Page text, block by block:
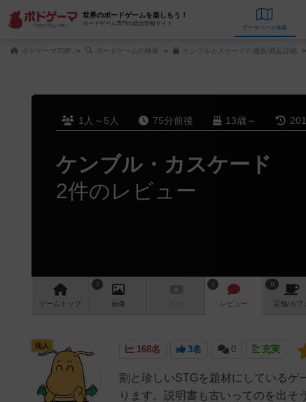
世界のボードゲームを楽しもう！
ボードゲーム専門の総合情報サイト
データベース
ボドゲーマTOP ボードゲームの検索 ケンブルカスケードの通販/商品詳細
1人～5人 75分前後 13歳～
ケンブル・カスケード
2件のレビュー
ゲーム トップ
2
画像
2
レビュー
11
店舗/カフ
168名 3名 0 充実
割と珍しいSTGを題材にしているゲ
ります。説明書も古いってのを出そ
仙人